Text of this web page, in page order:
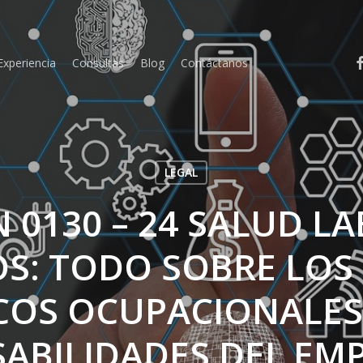
Consultas Blog Contáctanos
LEGAL
0130 – 24 SALUD
TODO SOBRE